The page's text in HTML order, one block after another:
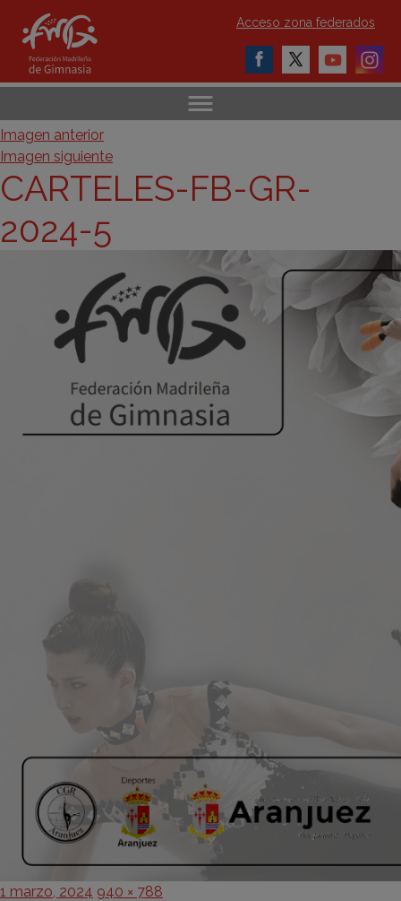
Acceso zona federados
Imagen anterior
Imagen siguiente
CARTELES-FB-GR-
2024-5
Publicado
1 marzo, 2024 Tamaño
940 × 788